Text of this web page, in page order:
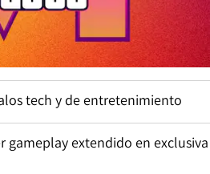
tech y de entretenimiento
gameplay extendido en exclusiva